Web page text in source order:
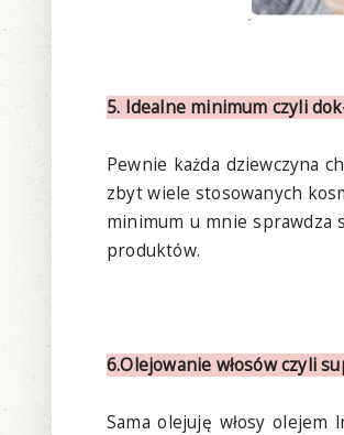
5. Idealne minimum czyli
Pewnie każda dziewczyna
zbyt wiele stosowanych
minimum u mnie sprawdza
produktów.
6.Olejowanie włosów czyli
Sama olejuję włosy olejem